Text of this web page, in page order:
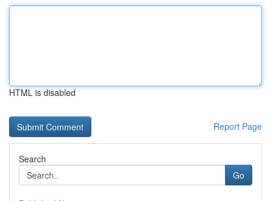
HTML is disabled
Report Page
Search
Go